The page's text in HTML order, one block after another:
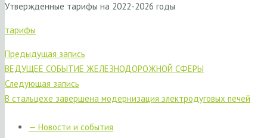
Утвержденные тарифы на 2022-2026 годы
тарифы
Предыдущая запись
ВЕДУЩЕЕ СОБЫТИЕ ЖЕЛЕЗНОДОРОЖНОЙ СФЕРЫ
Следующая запись
В стальцехе завершена модернизация электродуговых печей
— Новости и события